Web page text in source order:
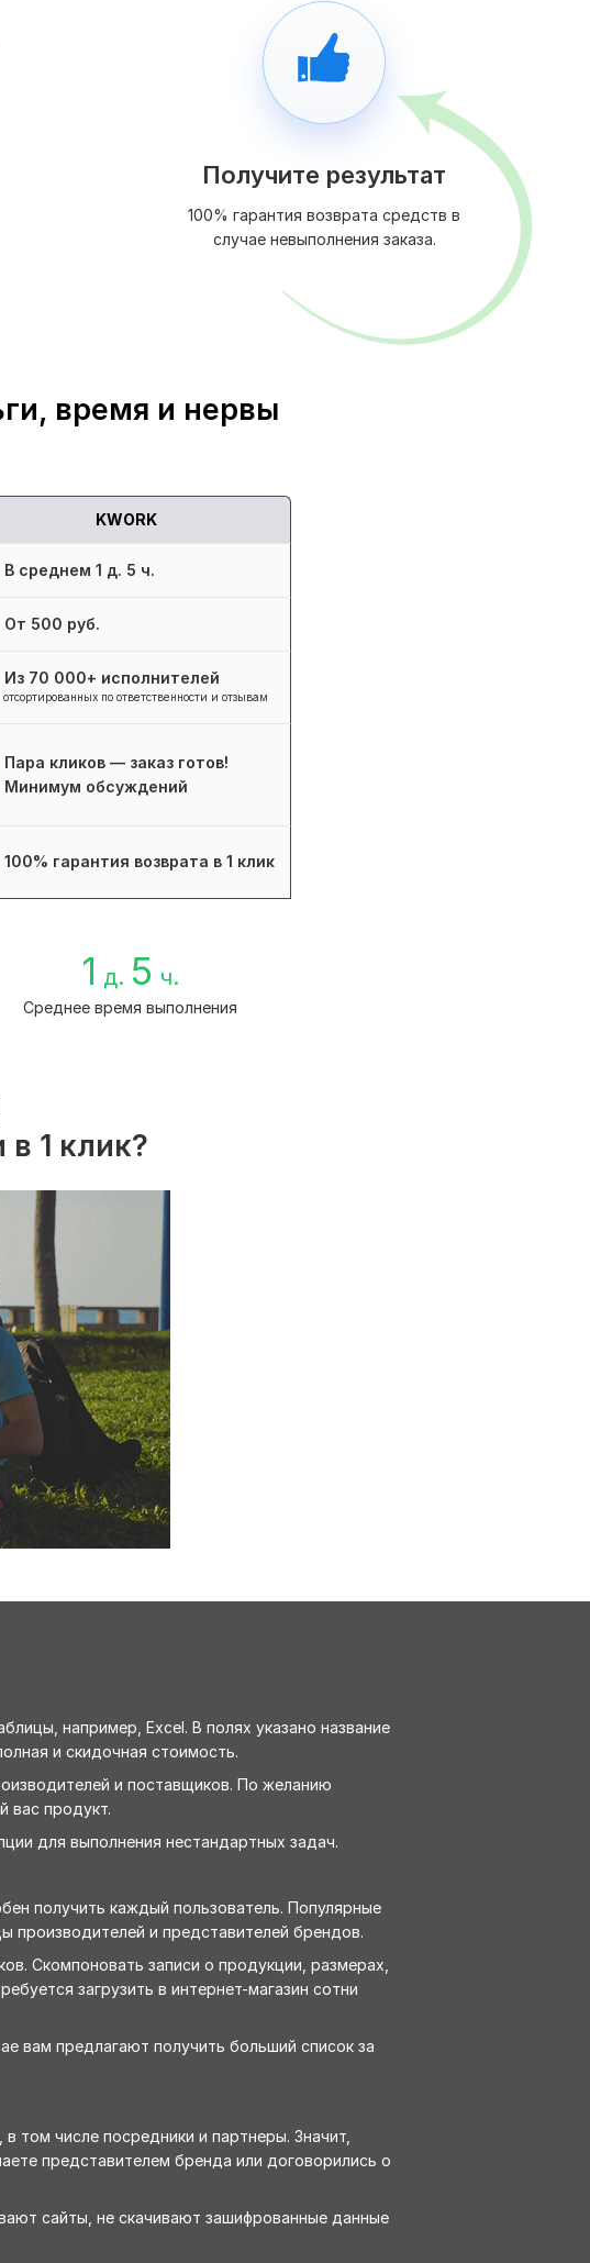
Получите результат
100% гарантия возврата средств в
случае невыполнения заказа.
время и нервы
KWORK
В среднем 1 д. 5 ч.
От 500 руб.
Из 70 000+ исполнителей
отсортированных по ответственности и отзывам
Пара кликов — заказ готов!
Минимум обсуждений
100% гарантия возврата в 1 клик
1 д. 5 ч.
Среднее время выполнения
1 клик?
например, Excel. В полях указано название
и скидочная стоимость.
и поставщиков. По желанию
вас продукт.
для выполнения нестандартных задач.
получить каждый пользователь. Популярные
производителей и представителей брендов.
Скомпоновать записи о продукции, размерах,
загрузить в интернет-магазин сотни
вам предлагают получить больший список за
том числе посредники и партнеры. Значит,
представителем бренда или договорились о
сайты, не скачивают зашифрованные данные